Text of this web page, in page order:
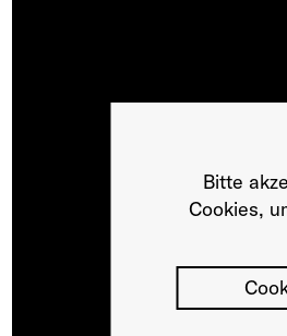
Bitte
Cookies,